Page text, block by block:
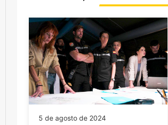
5 de agosto de 2024